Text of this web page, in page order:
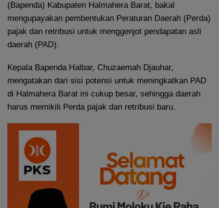
(Bapenda) Kabupaten Halmahera Barat, bakal
mengupayakan pembentukan Peraturan Daerah (Perda)
pajak dan retribusi untuk menggenjot pendapatan asli
daerah (PAD).
Kepala Bapenda Halbar, Chuzaemah Djauhar,
mengatakan dari sisi potensi untuk meningkatkan PAD
di Halmahera Barat ini cukup besar, sehingga daerah
harus memikili Perda pajak dan retribusi baru.